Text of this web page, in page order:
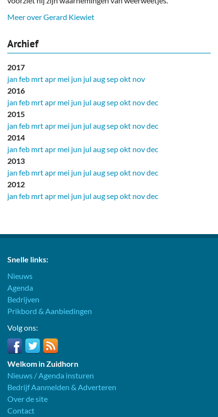
Meer over Gerard Kiewiet
Archief
2017
jan feb mrtapr mei jun jul augsepokt nov
2016
jan feb mrtapr mei jun jul augsepokt novdec
2015
jan feb mrtapr mei jun jul augsepokt novdec
2014
jan feb mrtapr mei jun jul augsepokt novdec
2013
jan feb mrtapr mei jun jul augsepokt novdec
2012
jan feb mrtapr mei jun jul augsepokt novdec
Snelle links:
Nieuws
Agenda
Bedrijven
Prikbord & Aanbiedingen
Volg ons:
Welkom in Zuidhorn
Nieuws / Agenda insturen
Bedrijf Aanmelden & Adverteren
Over de site
Contact